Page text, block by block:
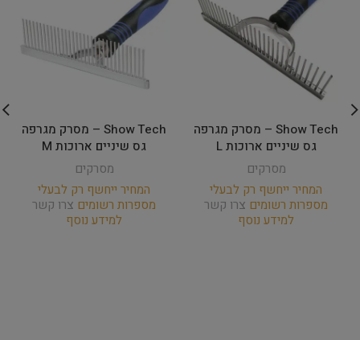
Show Tech – מסרק מגרפה
גס שיניים ארוכות L
מסרקים
המחיר ייחשף רק לבעלי
מספרות רשומים צרו קשר
למידע נוסף
Show Tech – מסרק מגרפה
גס שיניים ארוכות M
מסרקים
המחיר ייחשף רק לבעלי
מספרות רשומים צרו קשר
למידע נוסף